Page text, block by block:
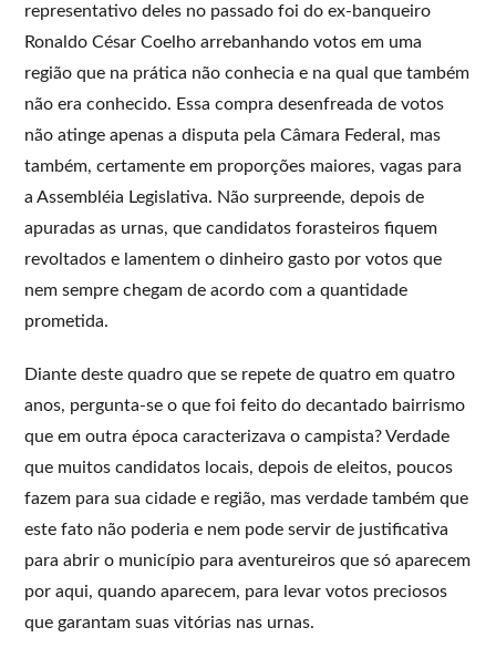
representativo deles no passado foi do ex-banqueiro
Ronaldo César Coelho arrebanhando votos em uma
região que na prática não conhecia e na qual que também
não era conhecido. Essa compra desenfreada de votos
não atinge apenas a disputa pela Câmara Federal, mas
também, certamente em proporções maiores, vagas para
a Assembléia Legislativa. Não surpreende, depois de
apuradas as urnas, que candidatos forasteiros fiquem
revoltados e lamentem o dinheiro gasto por votos que
nem sempre chegam de acordo com a quantidade
prometida.
Diante deste quadro que se repete de quatro em quatro
anos, pergunta-se o que foi feito do decantado bairrismo
que em outra época caracterizava o campista? Verdade
que muitos candidatos locais, depois de eleitos, poucos
fazem para sua cidade e região, mas verdade também que
este fato não poderia e nem pode servir de justificativa
para abrir o município para aventureiros que só aparecem
por aqui, quando aparecem, para levar votos preciosos
que garantam suas vitórias nas urnas.